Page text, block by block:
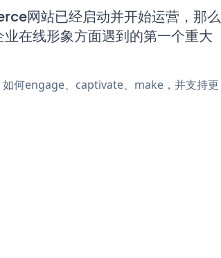
网站已经启动并开始运营，那么
在线形象方面遇到的第一个重大
何engage、captivate、make，并支持更